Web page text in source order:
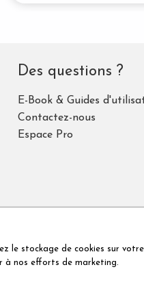
Des questions ?
E-Book & Guides
Contactez-nous
Espace Pro
Marchand approuvé
le stockage de cookies sur
à nos efforts de marketing.